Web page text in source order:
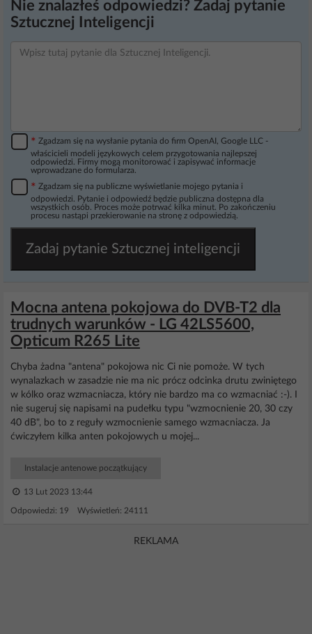
Nie znalazłeś odpowiedzi? Zadaj pytanie
Sztucznej Inteligencji
* Zgadzam się na wysłanie pytania do firm OpenAI, Google LLC -
właścicieli modeli językowych celem przygotowania najlepszej
odpowiedzi. Firmy mogą monitorować i zapisywać informacje
wprowadzane do formularza.
* Zgadzam się na publiczne wyświetlanie mojego pytania i
odpowiedzi. Pytanie i odpowiedź będzie publiczna dostępna dla
wszystkich osób. Proces może potrwać kilka minut. Po zakończeniu
procesu nastąpi przekierowanie na stronę z odpowiedzią.
Zadaj pytanie Sztucznej inteligencji
Mocna antena pokojowa do DVB-T2 dla
trudnych warunków - LG 42LS5600,
Opticum R265 Lite
Chyba żadna "antena" pokojowa nic Ci nie pomoże. W tych
wynalazkach w zasadzie nie ma nic prócz odcinka drutu zwiniętego
w kólko oraz wzmacniacza, który nie bardzo ma co wzmacniać :-). I
nie sugeruj się napisami na pudełku typu "wzmocnienie 20, 30 czy
40 dB", bo to z reguły wzmocnienie samego wzmacniacza. Ja
ćwiczyłem kilka anten pokojowych u mojej...
Instalacje antenowe początkujący
13 Lut 2023 13:44
Odpowiedzi: 19 Wyświetleń: 24111
REKLAMA